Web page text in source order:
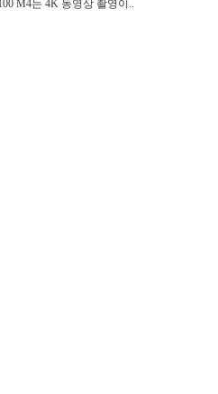
M4는 4K 동영상 촬영이..